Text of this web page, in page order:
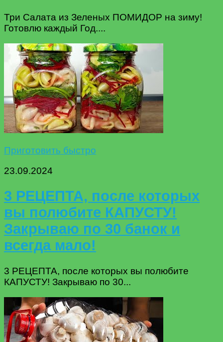
Три Салата из Зеленых ПОМИДОР на зиму!
Готовлю каждый Год....
Приготовить быстро
23.09.2024
3 РЕЦЕПТА, после которых
вы полюбите КАПУСТУ!
Закрываю по 30 банок и
всегда мало!
3 РЕЦЕПТА, после которых вы полюбите
КАПУСТУ! Закрываю по 30...